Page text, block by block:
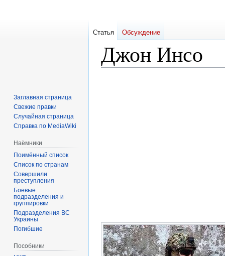
Джон Инсо
Статья Обсуждение
Заглавная страница
Свежие правки
Случайная страница
Справка по MediaWiki
Наёмники
Поимённый список
Список по странам
Совершили
преступления
Боевые
подразделения и
группировки
Подразделения ВС
Украины
Погибшие
Пособники